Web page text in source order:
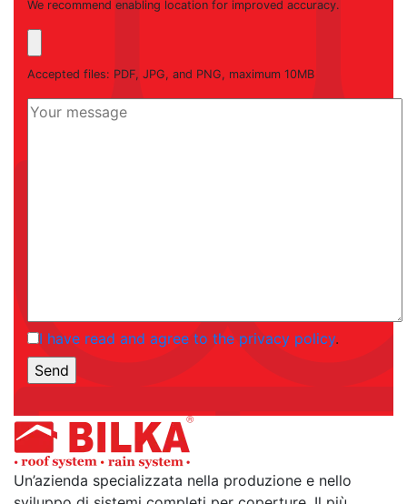
We recommend enabling location for improved accuracy.
Accepted files: PDF, JPG, and PNG, maximum 10MB
I have read and agree to the privacy policy.
Un’azienda specializzata nella produzione e nello